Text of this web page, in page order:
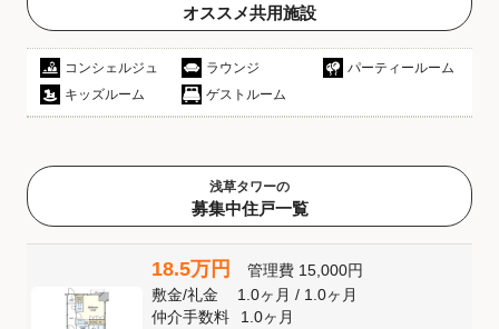
オススメ共用施設
コンシェルジュ ラウンジ
パーティールーム
キッズルーム
ゲストルーム
浅草タワーの
募集中住戸一覧
18.5万円 管理費 15,000円
敷金/礼金 1.0ヶ月/ 1.0ヶ月
仲介手数料
1.0ヶ月